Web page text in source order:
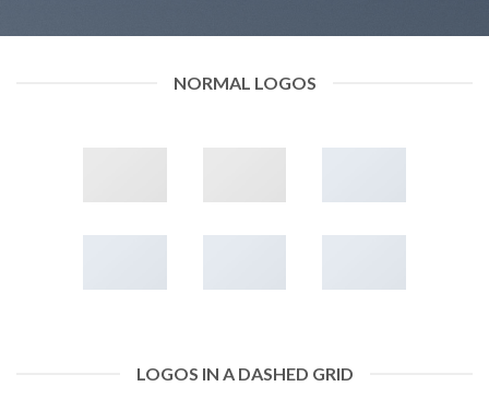
NORMAL LOGOS
LOGOS IN A DASHED GRID